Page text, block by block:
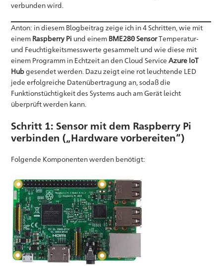
verbunden wird.
Anton: in diesem Blogbeitrag zeige ich in 4 Schritten, wie mit
einem Raspberry Pi und einem BME280 SensorTemperatur-
und Feuchtigkeitsmesswerte gesammelt und wie diese mit
einem Programm in Echtzeit an den Cloud ServiceAzure IoT
Hubgesendet werden. Dazu zeigt eine rot leuchtende LED
jede erfolgreiche Datenübertragung an, sodaß die
Funktionstüchtigkeit des Systems auch am Gerät leicht
überprüft werden kann.
Schritt 1: Sensor mit dem Raspberry Pi
verbinden („Hardware vorbereiten“)
Folgende Komponenten werden benötigt: